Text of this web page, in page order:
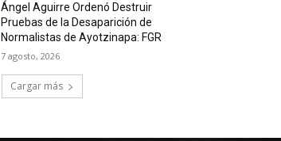
Ángel Aguirre Ordenó Destruir
Pruebas de la Desaparición de
Normalistas de Ayotzinapa: FGR
7 agosto, 2026
Cargar más